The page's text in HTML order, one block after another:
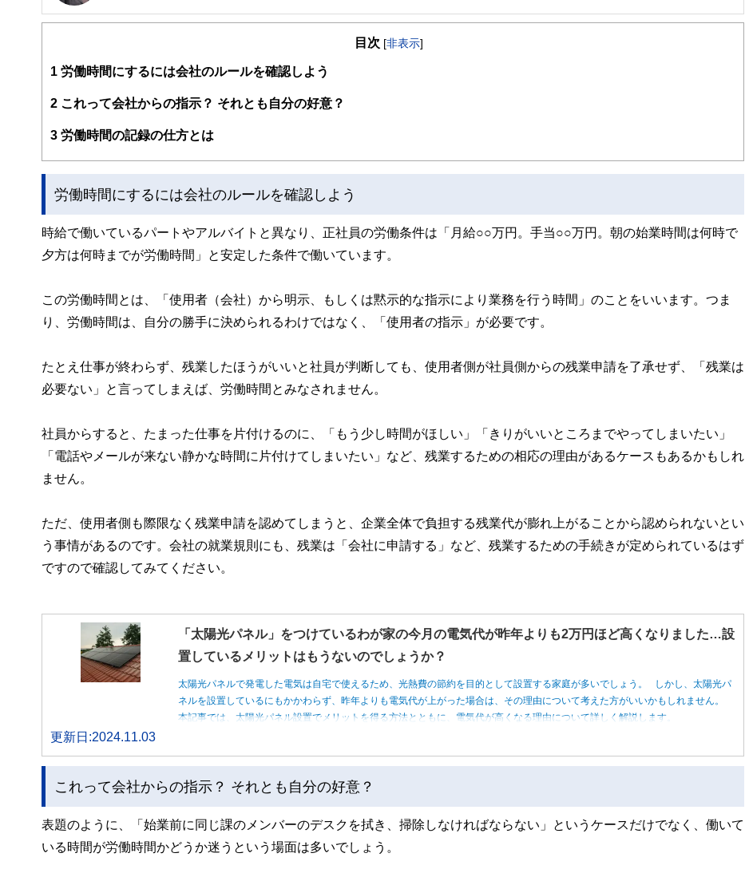
阪神淡路大震災の経験から、法律やお金の大切さを実感し、開業後は、顧問先の会社の労働保険関係や社会保険関係の手続き、相談にのる傍ら、
婦の友社）「もらい忘れ年金の受け取り方」（近代セールス社）など。女2人男1人の3児の母でもある。
目次 [非表示]
1 労働時間にするには会社のルールを確認しよう
2 これって会社からの指示？ それとも自分の好意？
3 労働時間の記録の仕方とは
労働時間にするには会社のルールを確認しよう
時給で働いているパートやアルバイトと異なり、正社員の労働条件は「月給○○万円。手当○○万円。朝の始業時間は何時で
夕方は何時までが労働時間」と安定した条件で働いています。
この労働時間とは、「使用者（会社）から明示、もしくは黙示的な指示により業務を行う時間」のことをいいます。つま
り、労働時間は、自分の勝手に決められるわけではなく、「使用者の指示」が必要です。
たとえ仕事が終わらず、残業したほうがいいと社員が判断しても、使用者側が社員側からの残業申請を了承せず、「残業は
必要ない」と言ってしまえば、労働時間とみなされません。
社員からすると、たまった仕事を片付けるのに、「もう少し時間がほしい」「きりがいいところまでやってしまいたい」
「電話やメールが来ない静かな時間に片付けてしまいたい」など、残業するための相応の理由があるケースもあるかもしれ
ません。
ただ、使用者側も際限なく残業申請を認めてしまうと、企業全体で負担する残業代が膨れ上がることから認められないとい
う事情があるのです。会社の就業規則にも、残業は「会社に申請する」など、残業するための手続きが定められているはず
ですので確認してみてください。
「太陽光パネル」をつけているわが家の今月の電気代が昨年よりも2万円ほど高くなりました…設
置しているメリットはもうないのでしょうか？
太陽光パネルで発電した電気は自宅で使えるため、光熱費の節約を目的として設置する家庭が多いでしょう。 しかし、太陽光パ
ネルを設置しているにもかかわらず、昨年よりも電気代が上がった場合は、その理由について考えた方がいいかもしれません。
本記事では、太陽光パネル設置でメリットを得る方法とともに、電気代が高くなる理由について詳しく解説します。
更新日:2024.11.03
これって会社からの指示？ それとも自分の好意？
表題のように、「始業前に同じ課のメンバーのデスクを拭き、掃除しなければならない」というケースだけでなく、働いて
いる時間が労働時間かどうか迷うという場面は多いでしょう。